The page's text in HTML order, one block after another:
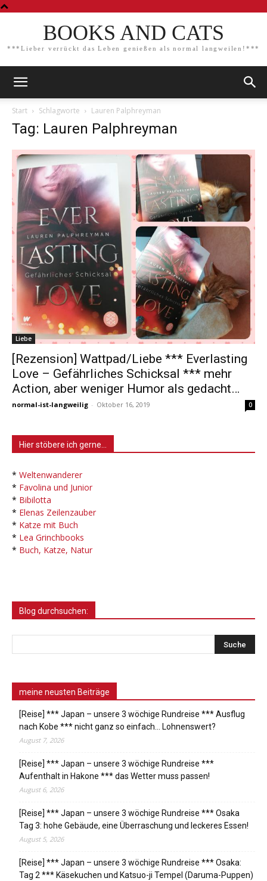
BOOKS AND CATS
***Lieber verrückt das Leben genießen als normal langweilen!***
Start Schlagworte Lauren Palphreyman
Tag: Lauren Palphreyman
Liebe
[Rezension] Wattpad/Liebe *** Everlasting
Love – Gefährliches Schicksal *** mehr
Action, aber weniger Humor als gedacht…
normal-ist-langweilig - Oktober 16, 2019 0
Hier stöbere ich gerne…
* Weltenwanderer
* Favolina und Junior
* Bibilotta
* Elenas Zeilenzauber
* Katze mit Buch
* Lea Grinchbooks
* Buch, Katze, Natur
Blog durchsuchen:
meine neusten Beiträge
[Reise] *** Japan – unsere 3 wöchige Rundreise *** Ausflug
nach Kobe *** nicht ganz so einfach… Lohnenswert?
August 7, 2026
[Reise] *** Japan – unsere 3 wöchige Rundreise ***
Aufenthalt in Hakone *** das Wetter muss passen!
August 6, 2026
[Reise] *** Japan – unsere 3 wöchige Rundreise *** Osaka
Tag 3: hohe Gebäude, eine Überraschung und leckeres Essen!
August 5, 2026
[Reise] *** Japan – unsere 3 wöchige Rundreise *** Osaka:
Tag 2 *** Käsekuchen und Katsuo-ji Tempel (Daruma-Puppen)